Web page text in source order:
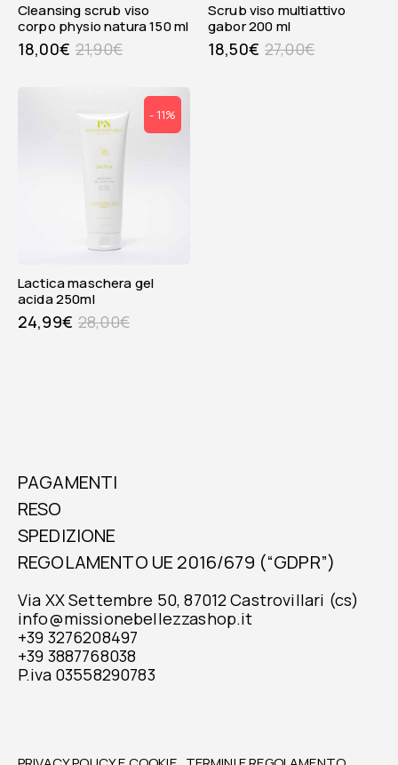
cleansing scrub viso
corpo physio natura 150 ml
21,90€
18,00€
scrub viso multiattivo
gabor 200 ml
27,00€
18,50€
- 11%
lactica maschera gel
acida 250ml
28,00€
24,99€
PAGAMENTI
RESO
SPEDIZIONE
REGOLAMENTO UE 2016/679 (“GDPR”)
Via XX Settembre 50, 87012 Castrovillari (cs)
info@missionebellezzashop.it
+39 3276208497
+39 3887768038
P.iva 03558290783